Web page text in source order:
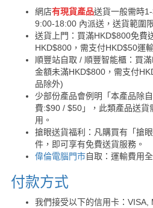
網店有現貨產品送貨一般需時
9:00-18:00 內派送，送貨範圍
送貨上門：買滿HKD$800免費
HKD$800，需支付HKD$50運
順豐站自取 / 順豐智能櫃：買
金額未滿HKD$800，需支付
品除外)
少部份產品會例明「本產品除
費:$90 / $50」，此類產品送貨
用。
搶眼送貨福利：凡購買有「搶
件，即可享有免費送貨服務。
偉倫電腦門市自取：運輸費用
付款方式
我們接受以下的信用卡：VISA,